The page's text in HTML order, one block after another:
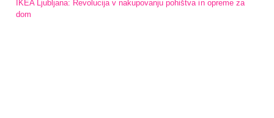
IKEA Ljubljana: Revolucija v nakupovanju pohištva in opreme za
dom